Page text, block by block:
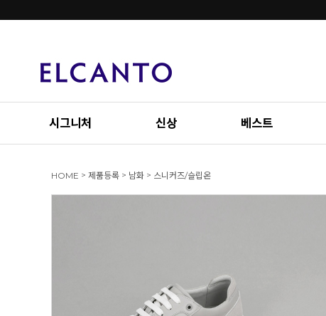
시그니처 신상 베스트
HOME > 제품등록 > 남화 > 스니커즈/슬립온